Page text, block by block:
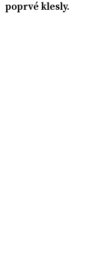
poprvé klesly.